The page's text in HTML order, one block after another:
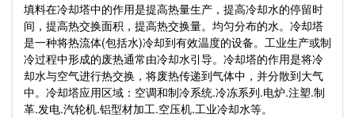
填料在冷却塔中的作用是提高热量生产，提高冷却水的停留时
间，提高热交换面积，提高热交换量。均匀分布的水。冷却塔
是一种将热流体(包括水)冷却到有效温度的设备。工业生产或制
冷过程中形成的废热通常由冷却水引导。冷却塔的作用是将冷
却水与空气进行热交换，将废热传递到气体中，并分散到大气
中。冷却塔应用区域：空调和制冷系统.冷冻系列.电炉.注塑.制
革.发电.汽轮机.铝型材加工.空压机.工业冷却水等。